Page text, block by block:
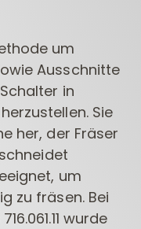
um
Ausschnitte
in
Sie
her, der Fräser
um
zu fräsen. Bei
wurde